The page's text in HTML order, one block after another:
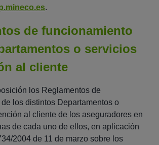
.
de funcionamiento
o servicios
al cliente
los Reglamentos de
los distintos Departamentos o
al cliente de los aseguradores en
de cada uno de ellos, en aplicación
2004 de 11 de marzo sobre los